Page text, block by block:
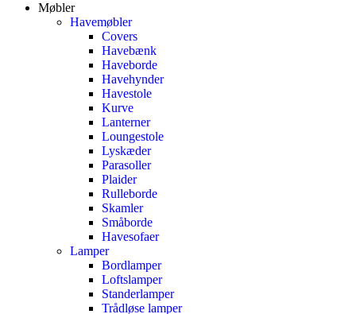
Møbler
Havemøbler
Covers
Havebænk
Haveborde
Havehynder
Havestole
Kurve
Lanterner
Loungestole
Lyskæder
Parasoller
Plaider
Rulleborde
Skamler
Småborde
Havesofaer
Lamper
Bordlamper
Loftslamper
Standerlamper
Trådløse lamper